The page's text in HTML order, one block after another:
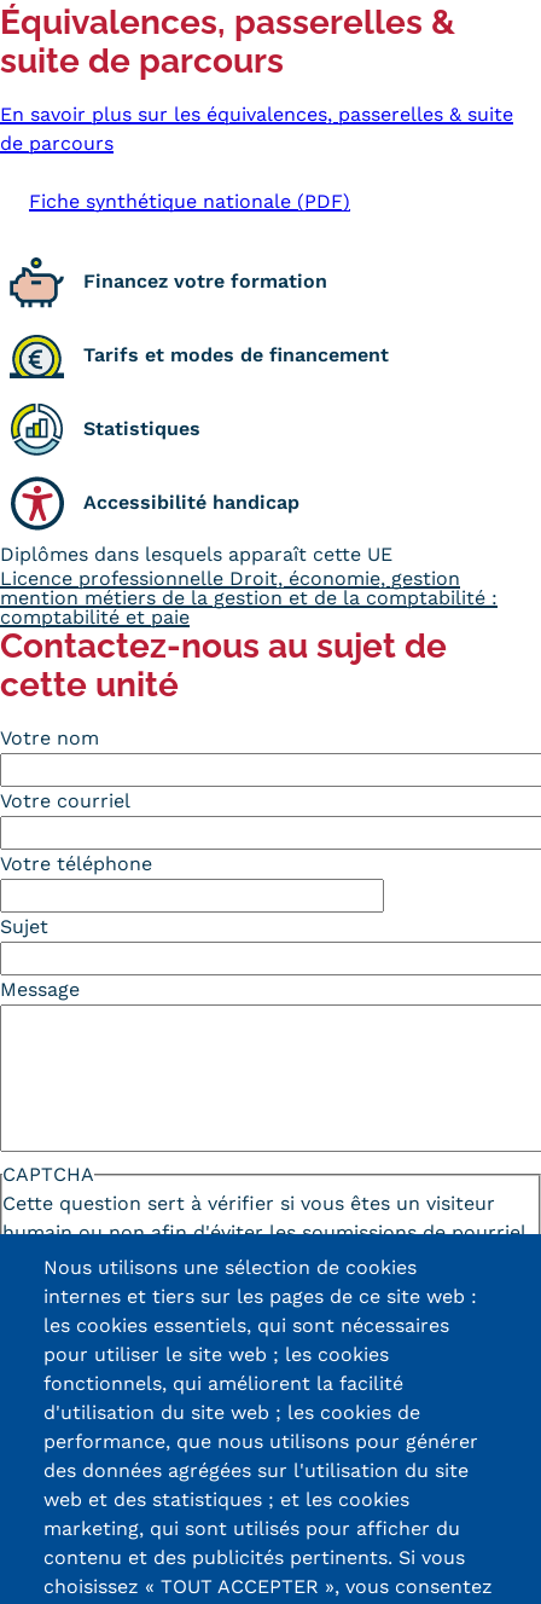
Kits communications Cnam
Prospect
Fiche contact salons, forums,
Équivalences, passerelles &
suite de parcours
En savoir plus sur les équivalences, passerelles & suite
de parcours
Fiche synthétique nationale (PDF)
Financez votre formation
Tarifs et modes de financement
Statistiques
Accessibilité handicap
Diplômes dans lesquels apparaît cette UE
Licence professionnelle Droit, économie, gestion
mention métiers de la gestion et de la comptabilité :
comptabilité et paie
Contactez-nous au sujet de
cette unité
Votre nom
Votre courriel
Votre téléphone
Sujet
Message
CAPTCHA
Cette question sert à vérifier si vous êtes un visiteur
humain ou non afin d'éviter les soumissions de pourriel
(spam) automatisées.
13, Rue Ernest
Certifications /
Labels qualité
Nous utilisons une sélection de cookies
internes et tiers sur les pages de ce site web :
les cookies essentiels, qui sont nécessaires
pour utiliser le site web ; les cookies
fonctionnels, qui améliorent la facilité
d'utilisation du site web ; les cookies de
performance, que nous utilisons pour générer
des données agrégées sur l'utilisation du site
web et des statistiques ; et les cookies
marketing, qui sont utilisés pour afficher du
contenu et des publicités pertinents. Si vous
choisissez « TOUT ACCEPTER », vous consentez